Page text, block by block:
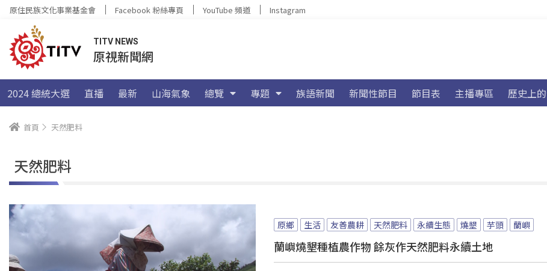
原住民族文化事業基金會 Facebook 粉絲專頁 YouTube 頻道 Instagram
TITV NEWS
原視新聞網
2024 總統大選 直播 最新 山海氣象 總覽 專題 族語新聞 新聞性節目 節目表 主播專區 歷史上
首頁 天然肥料
天然肥料
原鄉 生活 友善農耕 天然肥料 永續生態 燒墾 芋頭 蘭嶼
蘭嶼燒墾種植農作物 餘灰作天然肥料永續土地